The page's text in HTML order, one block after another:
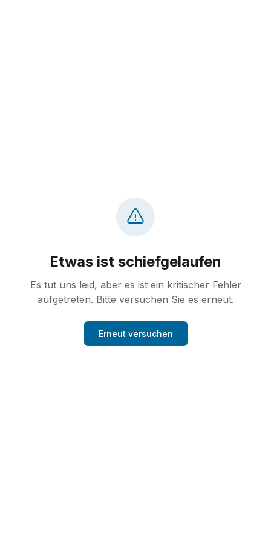
Etwas ist schiefgelaufen
Es tut uns leid, aber es ist ein kritischer Fehler
aufgetreten. Bitte versuchen Sie es erneut.
Erneut versuchen